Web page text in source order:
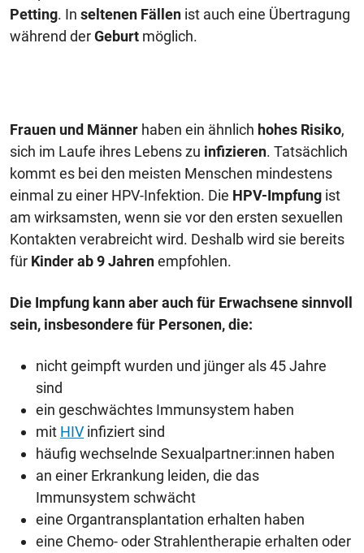
Petting. In seltenen Fällen ist auch eine Übertragung
während derGeburt möglich.
Frauen und Männer haben ein ähnlich hohes Risiko,
sich im Laufe ihres Lebens zu infizieren. Tatsächlich
kommt es bei den meisten Menschen mindestens
einmal zu einer HPV-Infektion. Die HPV-Impfung ist
am wirksamsten, wenn sie vor den ersten sexuellen
Kontakten verabreicht wird. Deshalb wird sie bereits
für Kinder ab 9 Jahrenempfohlen.
Die Impfung kann aber auch für Erwachsene sinnvoll
sein, insbesondere für Personen, die:
nicht geimpft wurden und jünger als 45 Jahre
sind
ein geschwächtes Immunsystem haben
mit HIV infiziert sind
häufig wechselnde Sexualpartner:innen haben
an einer Erkrankung leiden, die das
Immunsystem schwächt
eine Organtransplantation erhalten haben
eine Chemo- oder Strahlentherapie erhalten oder